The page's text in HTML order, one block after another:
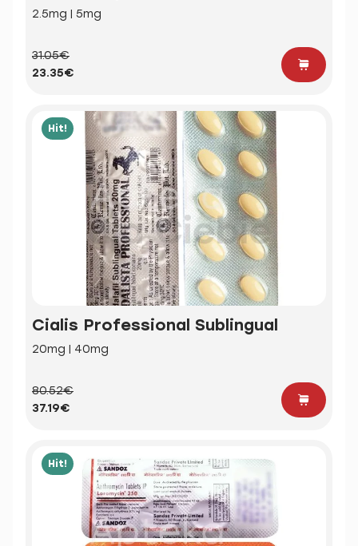
2.5mg | 5mg
31.05€
23.35€
Hit!
Cialis Professional Sublingual
20mg | 40mg
80.52€
37.19€
Hit!